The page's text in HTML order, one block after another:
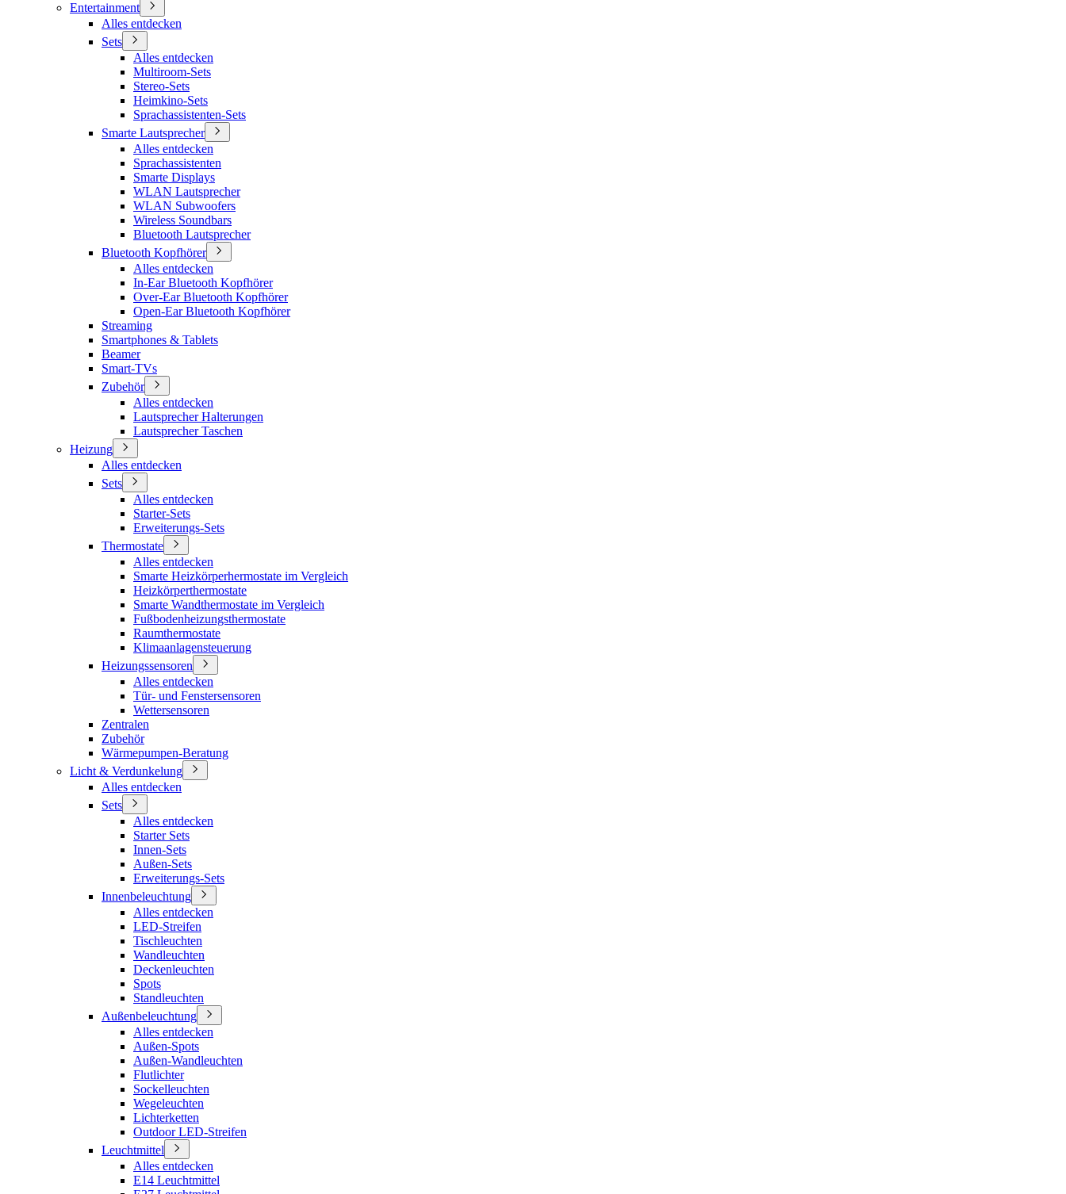
Entertainment
Alles entdecken
Sets
Alles entdecken
Multiroom-Sets
Stereo-Sets
Heimkino-Sets
Sprachassistenten-Sets
Smarte Lautsprecher
Alles entdecken
Sprachassistenten
Smarte Displays
WLAN Lautsprecher
WLAN Subwoofers
Wireless Soundbars
Bluetooth Lautsprecher
Bluetooth Kopfhörer
Alles entdecken
In-Ear Bluetooth Kopfhörer
Over-Ear Bluetooth Kopfhörer
Open-Ear Bluetooth Kopfhörer
Streaming
Smartphones & Tablets
Beamer
Smart-TVs
Zubehör
Alles entdecken
Lautsprecher Halterungen
Lautsprecher Taschen
Heizung
Alles entdecken
Sets
Alles entdecken
Starter-Sets
Erweiterungs-Sets
Thermostate
Alles entdecken
Smarte Heizkörperhermostate im Vergleich
Heizkörperthermostate
Smarte Wandthermostate im Vergleich
Fußbodenheizungsthermostate
Raumthermostate
Klimaanlagensteuerung
Heizungssensoren
Alles entdecken
Tür- und Fenstersensoren
Wettersensoren
Zentralen
Zubehör
Wärmepumpen-Beratung
Licht & Verdunkelung
Alles entdecken
Sets
Alles entdecken
Starter Sets
Innen-Sets
Außen-Sets
Erweiterungs-Sets
Innenbeleuchtung
Alles entdecken
LED-Streifen
Tischleuchten
Wandleuchten
Deckenleuchten
Spots
Standleuchten
Außenbeleuchtung
Alles entdecken
Außen-Spots
Außen-Wandleuchten
Flutlichter
Sockelleuchten
Wegeleuchten
Lichterketten
Outdoor LED-Streifen
Leuchtmittel
Alles entdecken
E14 Leuchtmittel